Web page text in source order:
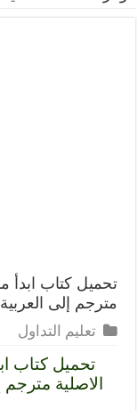
مترجم إلى العربية
تعليم التداول
الاصلية